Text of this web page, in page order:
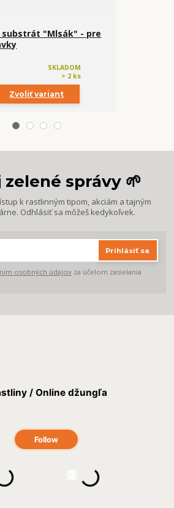
substrát "Mlsák" - pre
SKLADOM
> 2 ks
Zvoliť variant
správy 🌱
k rastlinným tipom, akciám a tajným
Odhlásiť sa môžeš kedykoľvek.
Prihlásiť sa
osobných údajov za účelom zasielania